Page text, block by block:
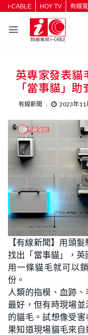
i-CABLE HOY TV 有線
英專家發表
「當事貓」
有線新聞 2023年11
n
m
t
e
o
a
d
:
5
4
%
【有線新聞】用頭
找出「當事貓」，英
用一條貓毛就可以
份。
人類的指模、血跡
最好，但有時現場
的貓毛。試想像受
果知道現場貓毛來